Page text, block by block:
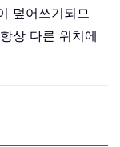
덮어쓰기되므
상 다른 위치에